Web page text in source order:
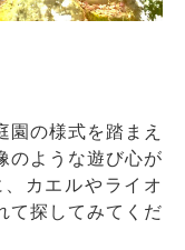
の様式を踏まえ
のような遊び心が
カエルやライオ
て探してみてくだ